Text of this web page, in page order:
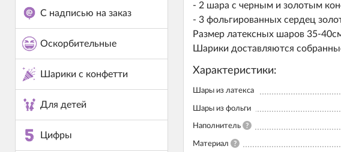
С надписью на заказ
Оскорбительные
Шарики с конфетти
Для детей
Цифры
- 2 шара с черным и золотым
- 3 фольгированных сердец
Размер латексных шаров 35-
Шарики доставляются
Характеристики:
Шары из латекса
Шары из фольги
Наполнитель ?
Материал ?